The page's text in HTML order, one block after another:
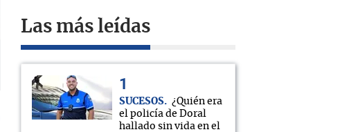
Las más leídas
SUCESOS
¿Quién era
el policía de Doral
hallado sin vida en el